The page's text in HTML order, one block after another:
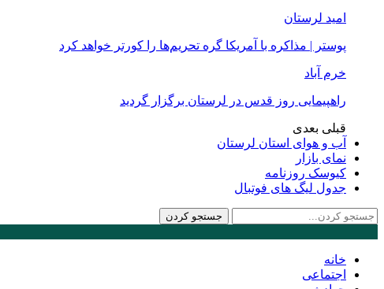
امید لرستان
پوستر | مذاکره با آمریکا گره تحریم‌ها را کورتر خواهد کرد
خرم آباد
راهپیمایی روز قدس در لرستان برگزار گردید
قبلی بعدی
آب و هوای استان لرستان
نمای بازار
کیوسک روزنامه
جدول لیگ های فوتبال
خانه
اجتماعی